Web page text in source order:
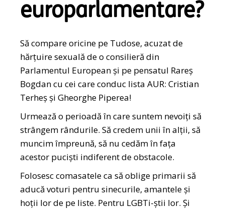
europarlamentare?
Să compare oricine pe Tudose, acuzat de
hărțuire sexuală de o consilieră din
Parlamentul European și pe pensatul Rareș
Bogdan cu cei care conduc lista AUR: Cristian
Terheș și Gheorghe Piperea!
Urmează o perioadă în care suntem nevoiți să
strângem rândurile. Să credem unii în alții, să
muncim împreună, să nu cedăm în fața
acestor puciști indiferent de obstacole.
Folosesc comasatele ca să oblige primarii să
aducă voturi pentru sinecurile, amantele și
hoții lor de pe liste. Pentru LGBTi-știi lor. Și